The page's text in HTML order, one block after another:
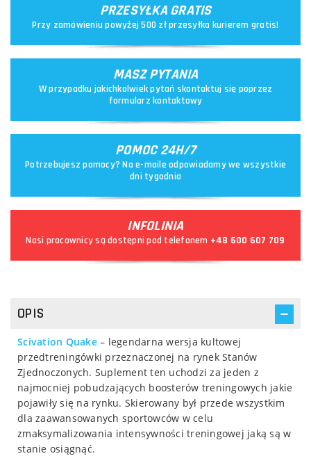
PRZESYŁKA GRATIS
Przy zamówieniu powyżej 500 zł przesyłka kurierem gratis!
MASZ PYTANIA
W przypadku jakichkolwiek pytań skontaktuj się poprzez
formularz kontaktowy
POMOC 24H/7
Potrzebujesz pomocy? Na e-maile odpowiadamy we wszystkie
dni tygodnia
INFOLINIA
Nasi pracownicy są dostępni pod telefonem +48 600 607 709
OPIS
Scivation Quake– legendarna wersja kultowej
przedtreningówki przeznaczonej na rynek Stanów
Zjednoczonych. Suplement ten uchodzi za jeden z
najmocniej pobudzających boosterów treningowych jakie
pojawiły się na rynku. Skierowany był przede wszystkim
dla zaawansowanych sportowców w celu
zmaksymalizowania intensywności treningowej jaką są w
stanie osiągnąć.